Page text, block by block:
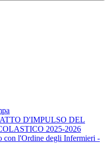
D'IMPULSO DEL
2025-2026
con l'Ordine degli Infermieri -